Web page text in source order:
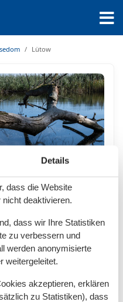
Lütow
in Lütow auf Usedom
Halbinsel Gnitz im
aus haben Sie
Achterwasser auf…
Details
dass die Website
deaktivieren.
dass wir Ihre Statistiken
zu verbessern und
werden anonymisierte
weitergeleitet.
akzeptieren, erklären
zu Statistiken), dass